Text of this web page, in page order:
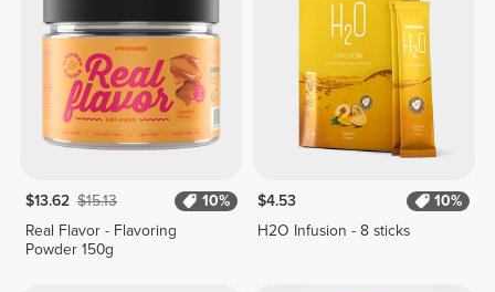
$13.62 $15.13
10%
Real Flavor - Flavoring
Powder 150g
$4.53
10%
H2O Infusion - 8 sticks